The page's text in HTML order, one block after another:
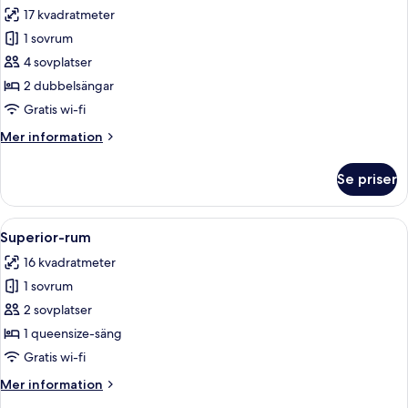
foton
för
Familjerum
17 kvadratmeter
1 sovrum
4 sovplatser
2 dubbelsängar
Gratis wi-fi
Mer information
Mer
Se priser
Öppna
alla
foton
för
Superior-
rum
Ett hotellrum med en stor säng, ett
9
Superior-rum
16 kvadratmeter
1 sovrum
2 sovplatser
1 queensize-säng
Gratis wi-fi
Mer information
Mer